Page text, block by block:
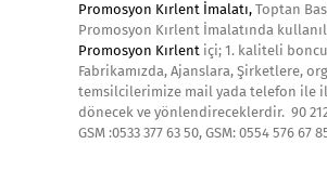
Promosyon Kırlent İmalatı, Toptan
Promosyon Kırlent İmalatında
Promosyon Kırlent içi; 1. kaliteli
Fabrikamızda, Ajanslara, Şirketlere,
temsilcilerimize mail yada telefon ile
dönecek ve yönlendireceklerdir. 90 212
GSM :0533 377 63 50, GSM: 0554 576 67